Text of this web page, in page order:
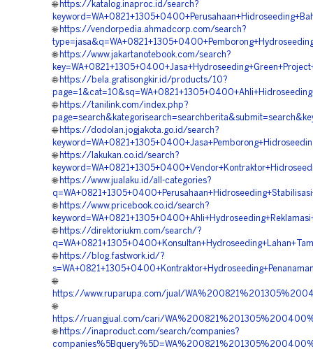
🌐 https://katalog.inaproc.id/search?
🌐 https://vendorpedia.ahmadcorp.com/search?
🌐 https://www.jakartanotebook.com/search?
🌐 https://bela.gratisongkir.id/products/10?
🌐 https://tanilink.com/index.php?
🌐 https://dodolan.jogjakota.go.id/search?
🌐 https://lakukan.co.id/search?
🌐 https://www.jualaku.id/all-categories?
🌐 https://www.pricebook.co.id/search?
🌐 https://direktoriukm.com/search/?
🌐 https://blog.fastwork.id/?
🌐
https://www.ruparupa.com/jual/
🌐
https://ruangjual.com/cari/
🌐 https://inaproduct.com/search/companies?